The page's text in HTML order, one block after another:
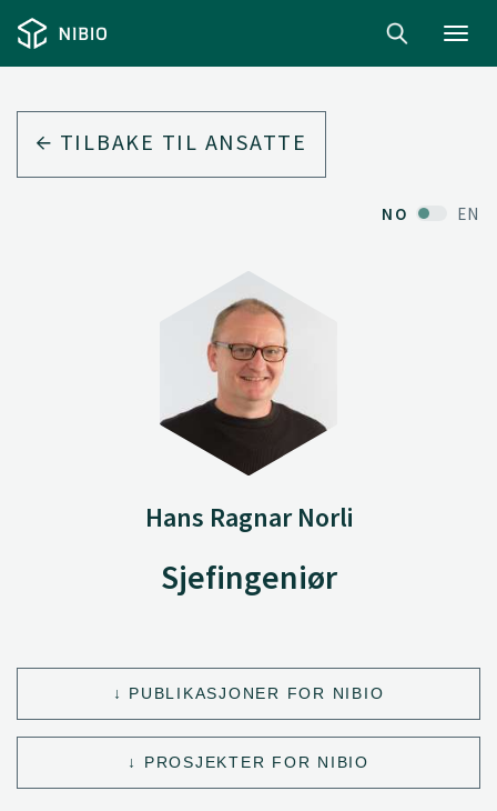
TILBAKE TIL ANSATTE
NO EN
Hans Ragnar Norli
Sjefingeniør
PUBLIKASJONER FOR NIBIO
PROSJEKTER FOR NIBIO